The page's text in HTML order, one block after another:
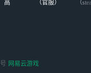
高
（官服）
（
网易云游戏